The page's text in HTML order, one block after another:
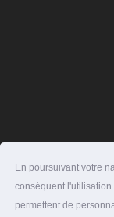
En poursuivant votre
conséquent
permettent de